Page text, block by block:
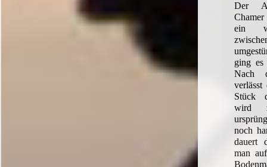
Der
ein
ging es
Nach
Stück
wird
noch
dauert
man